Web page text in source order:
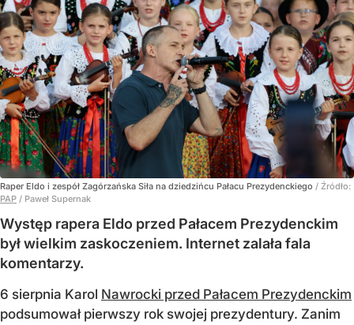
Raper Eldo i zespół Zagórzańska Siła na dziedzińcu Pałacu Prezydenckiego / Źródło:
PAP / Paweł Supernak
Występ rapera Eldo przed Pałacem Prezydenckim
był wielkim zaskoczeniem. Internet zalała fala
komentarzy.
6 sierpnia Karol Nawrocki przed Pałacem Prezydenckim
podsumował pierwszy rok swojej prezydentury. Zanim